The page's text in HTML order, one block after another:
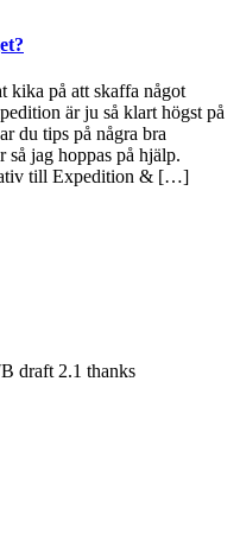
kika på att skaffa något
är ju så klart högst på
du tips på några bra
så jag hoppas på hjälp.
till Expedition & […]
draft 2.1 thanks